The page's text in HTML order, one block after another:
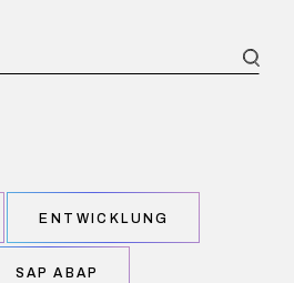
ENTWICKLUNG
SAP ABAP